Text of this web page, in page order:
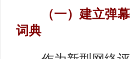
（一）建立弹幕
词典